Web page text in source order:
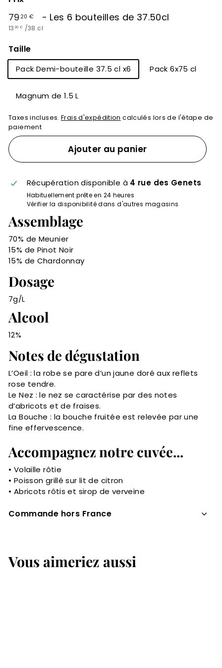
Prix
régulier
79 20 €
79,20
€
- Les 6 bouteilles de 37.50cl
1320 € 13,20
/38 cl
Taille
Pack Demi-bouteille 37.5 cl x6 Pack 6x75 cl
Magnum de 1.5 L
Taxes incluses. Frais d'expédition calculés lors de l'étape de
paiement
Ajouter au panier
Récupération disponible à 4 rue des Genets
Habituellement prête en 24 heures
Vérifier la disponibilité dans d'autres magasins
Assemblage
70% de Meunier
15% de Pinot Noir
15% de Chardonnay
Dosage
7g/L
Alcool
12%
Notes de dégustation
L’Oeil : la robe se pare d’un jaune doré aux reflets
rose tendre.
Le Nez : le nez se caractérise par des notes
d’abricots et de fraises.
La Bouche : la bouche fruitée est relevée par une
fine effervescence.
Accompagnez notre cuvée...
• Volaille rôtie
• Poisson grillé sur lit de citron
• Abricots rôtis et sirop de verveine
Commande hors France
Vous aimeriez aussi